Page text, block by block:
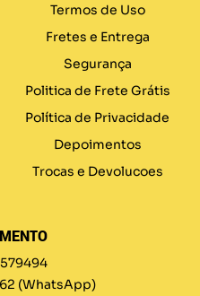
Termos de Uso
Fretes e Entrega
Segurança
Politica de Frete Grátis
Política de Privacidade
Depoimentos
Trocas e Devolucoes
(WhatsApp)